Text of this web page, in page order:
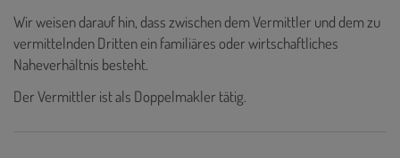
Wir weisen darauf hin, dass zwischen dem Vermittler und dem zu
vermittelnden Dritten ein familiäres oder wirtschaftliches
Naheverhältnis besteht.
Der Vermittler ist als Doppelmakler tätig.